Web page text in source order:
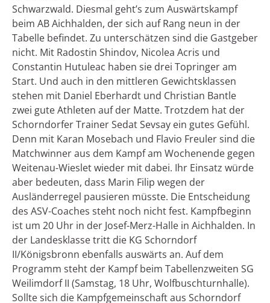
Schwarzwald. Diesmal geht’s zum Auswärtskampf
beim AB Aichhalden, der sich auf Rang neun in der
Tabelle befindet. Zu unterschätzen sind die Gastgeber
nicht. Mit Radostin Shindov, Nicolea Acris und
Constantin Hutuleac haben sie drei Topringer am
Start. Und auch in den mittleren Gewichtsklassen
stehen mit Daniel Eberhardt und Christian Bantle
zwei gute Athleten auf der Matte. Trotzdem hat der
Schorndorfer Trainer Sedat Sevsay ein gutes Gefühl.
Denn mit Karan Mosebach und Flavio Freuler sind die
Matchwinner aus dem Kampf am Wochenende gegen
Weitenau-Wieslet wieder mit dabei. Ihr Einsatz würde
aber bedeuten, dass Marin Filip wegen der
Ausländerregel pausieren müsste. Die Entscheidung
des ASV-Coaches steht noch nicht fest. Kampfbeginn
ist um 20 Uhr in der Josef-Merz-Halle in Aichhalden. In
der Landesklasse tritt die KG Schorndorf
II/Königsbronn ebenfalls auswärts an. Auf dem
Programm steht der Kampf beim Tabellenzweiten SG
Weilimdorf II (Samstag, 18 Uhr, Wolfbuschturnhalle).
Sollte sich die Kampfgemeinschaft aus Schorndorf